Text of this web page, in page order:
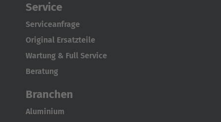
Service
Serviceanfrage
Original Ersatzteile
Wartung & Full Service
Beratung
Branchen
Aluminium